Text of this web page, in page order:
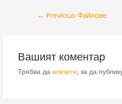
← Previous Файлове
Вашият коментар
Трябва да влезете, за да